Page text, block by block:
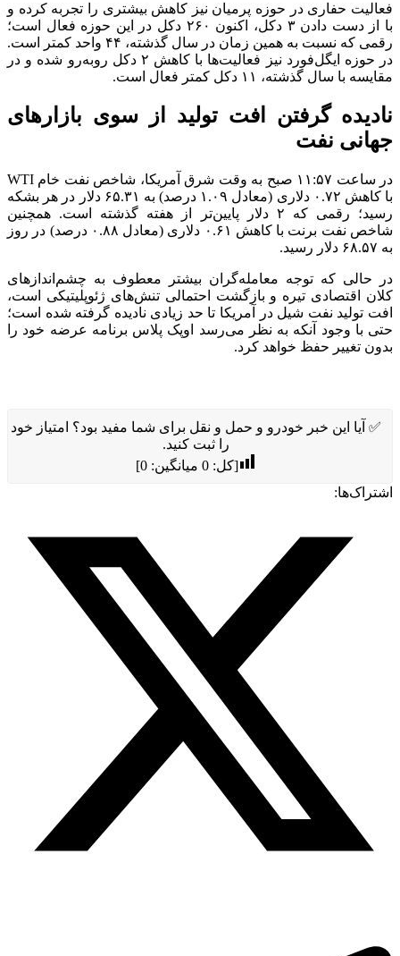
فعالیت حفاری در حوزه پرمیان نیز کاهش بیشتری را تجربه کرده و
با از دست دادن ۳ دکل، اکنون ۲۶۰ دکل در این حوزه فعال است؛
رقمی که نسبت به همین زمان در سال گذشته، ۴۴ واحد کمتر است.
در حوزه ایگل‌فورد نیز فعالیت‌ها با کاهش ۲ دکل روبه‌رو شده و در
مقایسه با سال گذشته، ۱۱ دکل کمتر فعال است.
نادیده گرفتن افت تولید از سوی بازار‌های
جهانی نفت
در ساعت ۱۱:۵۷ صبح به وقت شرق آمریکا، شاخص نفت خام WTI
با کاهش ۰.۷۲ دلاری (معادل ۱.۰۹ درصد) به ۶۵.۳۱ دلار در هر بشکه
رسید؛ رقمی که ۲ دلار پایین‌تر از هفته گذشته است. همچنین
شاخص نفت برنت با کاهش ۰.۶۱ دلاری (معادل ۰.۸۸ درصد) در روز
به ۶۸.۵۷ دلار رسید.
در حالی که توجه معامله‌گران بیشتر معطوف به چشم‌انداز‌های
کلان اقتصادی تیره و بازگشت احتمالی تنش‌های ژئوپلیتیکی است،
افت تولید نفت شیل در آمریکا تا حد زیادی نادیده گرفته شده است؛
حتی با وجود آنکه به نظر می‌رسد اوپک پلاس برنامه عرضه خود را
بدون تغییر حفظ خواهد کرد.
✅ آیا این خبر خودرو و حمل و نقل برای شما مفید بود؟ امتیاز خود
را ثبت کنید.
[کل:0 میانگین:0
]
اشتراک‌ها: